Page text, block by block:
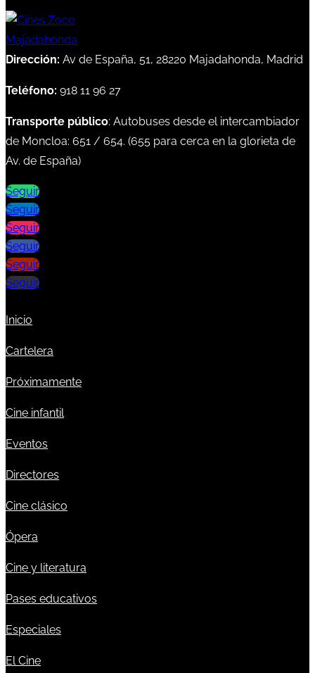
Dirección: Av de España, 51, 28220 Majadahonda, Madrid
Teléfono: 918 11 96 27
Transporte público: Autobuses desde el intercambiador
de Moncloa: 651 / 654. (655 para cerca en la glorieta de
Av. de España)
Seguir
Seguir
Seguir
Seguir
Seguir
Seguir
Inicio
Cartelera
Próximamente
Cine infantil
Eventos
Directores
Cine clásico
Ópera
Cine y literatura
Pases educativos
Especiales
El Cine